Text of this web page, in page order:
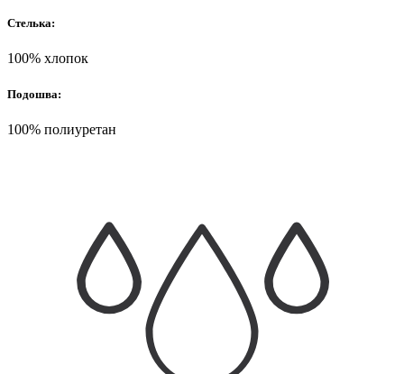
Стелька:
100% хлопок
Подошва:
100% полиуретан